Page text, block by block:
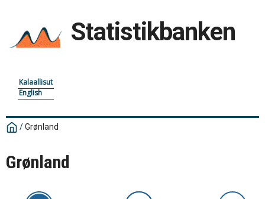
Statistikbanken
Kalaallisut
English
/Grønland
Grønland